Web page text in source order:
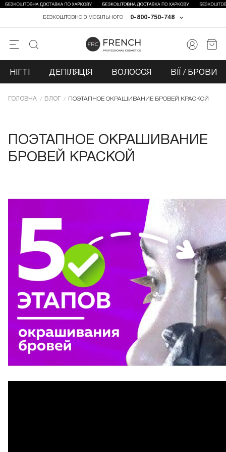
0-800-750-748
БЕЗКОШТОВНО З МОБІЛЬНОГО
НІГТІ ДЕПІЛЯЦІЯ ВОЛОССЯ ВІЇ / БРОВИ
ГОЛОВНА БЛОГ ПОЭТАПНОЕ ОКРАШИВАНИЕ БРОВЕЙ КРАСКОЙ
ПОЭТАПНОЕ ОКРАШИВАНИЕ
БРОВЕЙ КРАСКОЙ